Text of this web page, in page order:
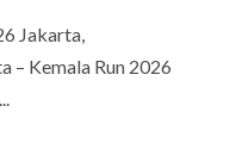
Jakarta,
– Kemala Run 2026